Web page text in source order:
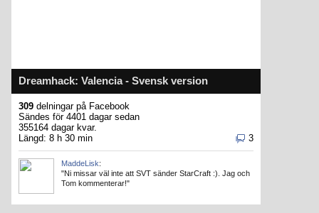
Dreamhack: Valencia - Svensk version
309 delningar på Facebook
Sändes för 4401 dagar sedan
355164 dagar kvar.
Längd: 8 h 30 min
3
MaddeLisk:
"Ni missar väl inte att SVT sänder StarCraft :). Jag och
Tom kommenterar!"